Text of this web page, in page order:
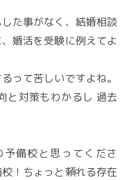
た事がなく、結婚相談
婚活を受験に例えてよ
って苦しいですよね。
と対策もわかるし 過去
予備校と思ってくださ
！ちょっと頼れる存在